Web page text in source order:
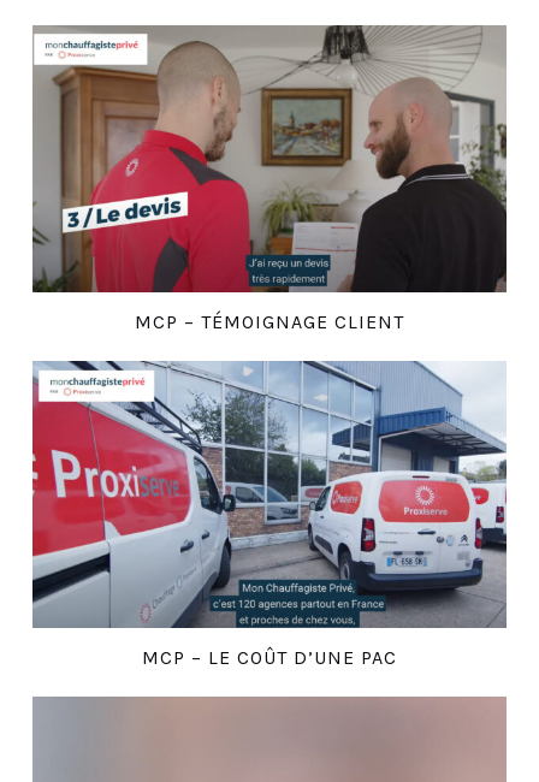
MCP – TÉMOIGNAGE CLIENT
MCP – LE COÛT D’UNE PAC